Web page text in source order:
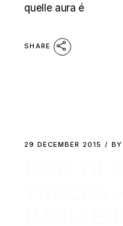
quelle aura é
SHARE
29 DECEMBER 2015 BY